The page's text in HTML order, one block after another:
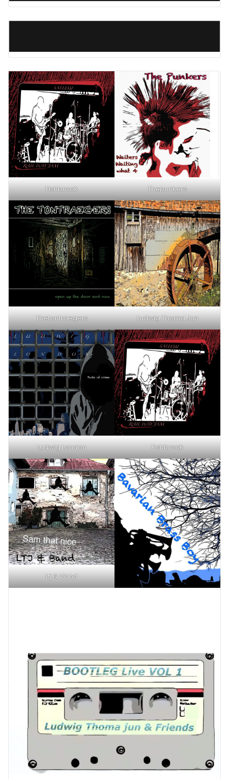
Fishbrook Thepunkers
Thetontraegers Ludwig Thoma Jun
Ludwig London Fishbrook
Ltj & Vand